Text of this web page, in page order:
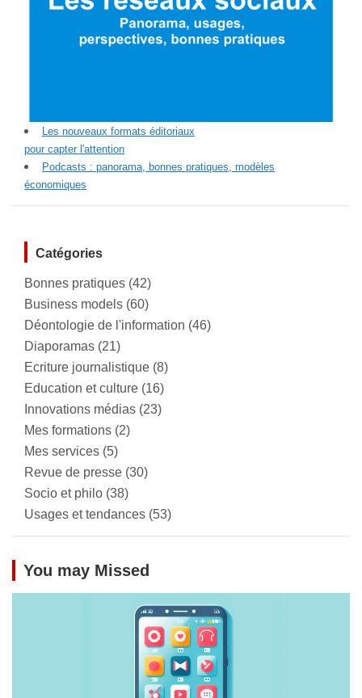
Les nouveaux formats éditoriaux
pour capter l'attention
Podcasts : panorama, bonnes pratiques, modèles
économiques
Catégories
Bonnes pratiques (42)
Business models (60)
Déontologie de l'information (46)
Diaporamas (21)
Ecriture journalistique (8)
Education et culture (16)
Innovations médias (23)
Mes formations (2)
Mes services (5)
Revue de presse (30)
Socio et philo (38)
Usages et tendances (53)
You may Missed